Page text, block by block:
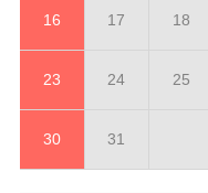
16 17 18
23 24 25
30 31